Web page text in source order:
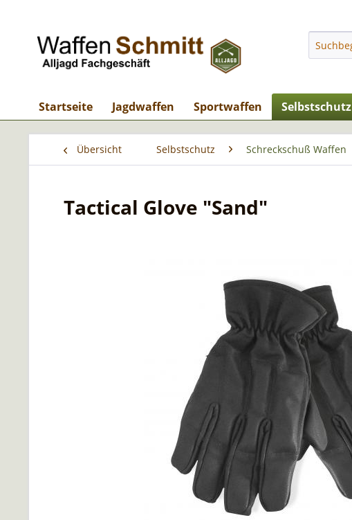
Startseite Jagdwaffen Sportwaffen Selbstschutz
Übersicht Selbstschutz Schreckschuß Waffen
Tactical Glove "Sand"